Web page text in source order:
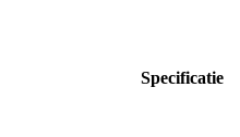
Specificatie